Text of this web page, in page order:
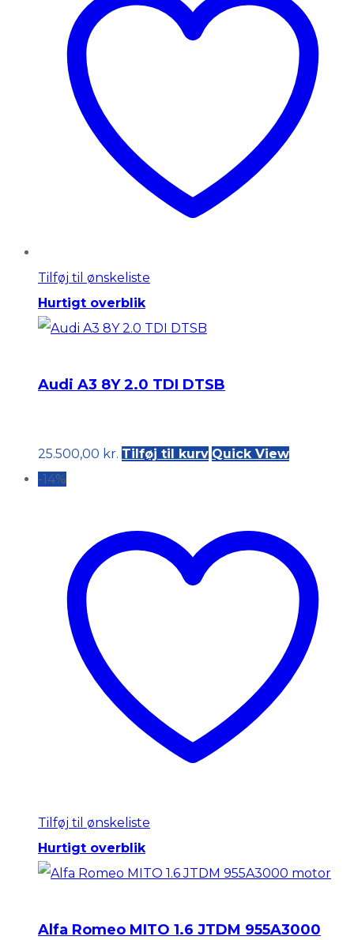
Tilføj til ønskeliste
Hurtigt overblik
Audi A3 8Y 2.0 TDI DTSB
25.500,00 kr. Tilføj til kurv Quick View
-14%
Tilføj til ønskeliste
Hurtigt overblik
Alfa Romeo MITO 1.6 JTDM 955A3000